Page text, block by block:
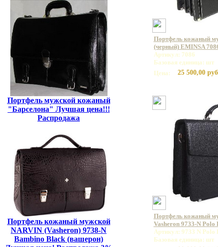
Портфель мужской кожаный
"Барселона" Лучшая цена!!!
Распродажа
Портфель кожаный мужской
NARVIN (Vasheron) 9738-N
Bambino Black (вашерон)
Портфель кожаный
(черный) EMINSA
Артикул: 7086
Базовая единица: шт
Цена:
25 500,00
Портфель кожаный
Vasheron 9733-N
Артикул: 9733 N Polo
Базовая единица: шт